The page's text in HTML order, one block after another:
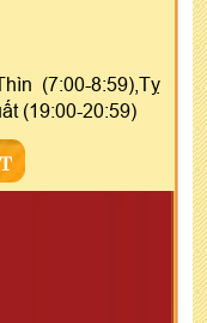
(7:00-8:59),Tỵ
(19:00-20:59)